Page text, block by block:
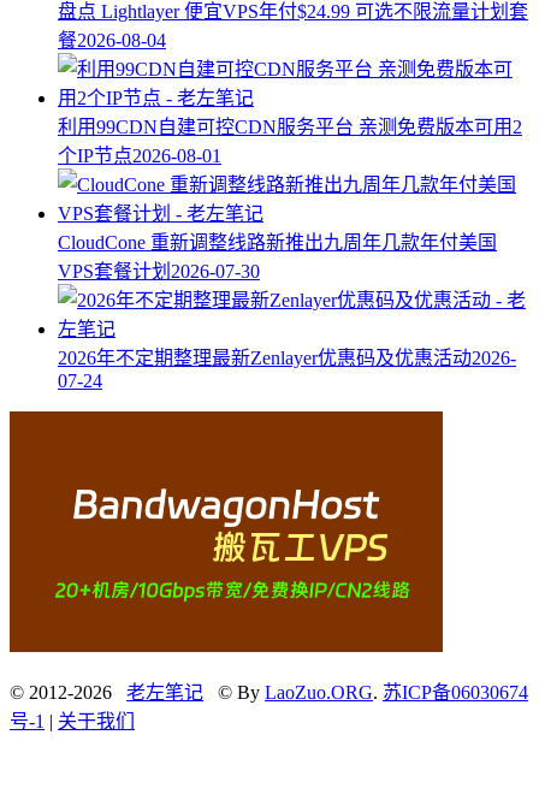
盘点 Lightlayer 便宜VPS年付$24.99 可选不限流量计划套
餐2026-08-04
利用99CDN自建可控CDN服务平台 亲测免费版本可用2
个IP节点2026-08-01
CloudCone 重新调整线路新推出九周年几款年付美国
VPS套餐计划 2026-07-30
2026年不定期整理最新Zenlayer优惠码及优惠活动2026-
07-24
© 2012-2026 老左笔记 © By LaoZuo.ORG. 苏ICP备06030674
号-1 | 关于我们